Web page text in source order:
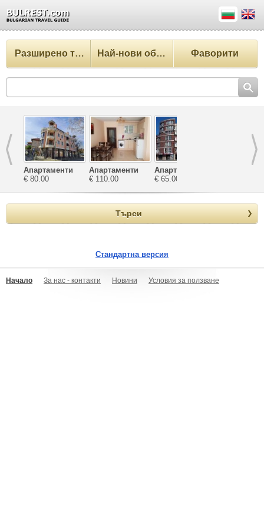
Разширено търсене Най-нови обекти Фаворити
Апартаменти
Катерина
€ 80.00
Апартаменти
Зефира
€ 110.00
Апартаменти
Велека
€ 65.00
Търси
Стандартна версия
Начало За нас - контакти Новини Условия за ползване